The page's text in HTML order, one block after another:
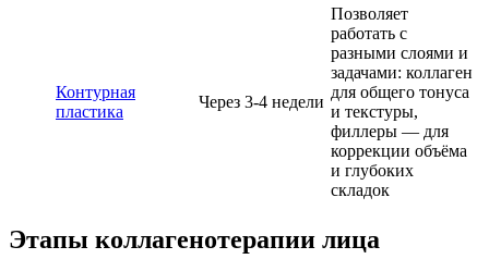
Контурная
пластика
Через 3-4 недели
Позволяет
работать с
разными слоями и
задачами: коллаген
для общего тонуса
и текстуры,
филлеры — для
коррекции объёма
и глубоких
складок
Этапы коллагенотерапии лица